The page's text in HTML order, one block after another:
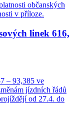
občanských
v příloze.
linek 616,
– 93,385 ve
jízdních řádů
od 27.4. do